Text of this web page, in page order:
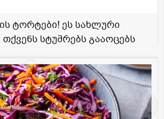
ტორტები! ეს სახლური
სტუმრებს გააოცებს